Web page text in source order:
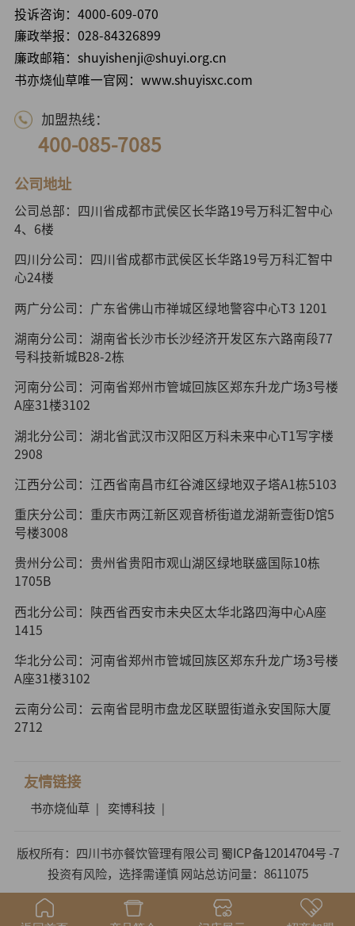
投诉咨询： 4000-609-070
廉政举报： 028-84326899
廉政邮箱：shuyishenji@shuyi.org.cn
书亦烧仙草唯一官网：www.shuyisxc.com
加盟热线：
400-085-7085
公司地址
公司总部：四川省成都市武侯区长华路19号万科汇智中心
4、6楼
四川分公司：四川省成都市武侯区长华路19号万科汇智中
心24楼
两广分公司：广东省佛山市禅城区绿地警容中心T3 1201
湖南分公司：湖南省长沙市长沙经济开发区东六路南段77
号科技新城B28-2栋
河南分公司：河南省郑州市管城回族区郑东升龙广场3号楼
A座31楼3102
湖北分公司：湖北省武汉市汉阳区万科未来中心T1写字楼
2908
江西分公司：江西省南昌市红谷滩区绿地双子塔A1栋5103
重庆分公司：重庆市两江新区观音桥街道龙湖新壹街D馆5
号楼3008
贵州分公司：贵州省贵阳市观山湖区绿地联盛国际10栋
1705B
西北分公司：陕西省西安市未央区太华北路四海中心A座
1415
华北分公司：河南省郑州市管城回族区郑东升龙广场3号楼
A座31楼3102
云南分公司：云南省昆明市盘龙区联盟街道永安国际大厦
2712
友情链接
书亦烧仙草 奕博科技
版权所有：四川书亦餐饮管理有限公司 蜀ICP备12014704号 -7
投资有风险，选择需谨慎 网站总访问量：8611075